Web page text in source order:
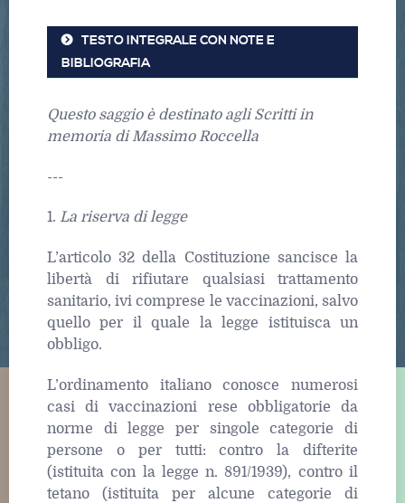
TESTO INTEGRALE CON NOTE E
BIBLIOGRAFIA
Questo saggio è destinato agli Scritti in
memoria di Massimo Roccella
---
1. La riserva di legge
L’articolo 32 della Costituzione sancisce la
libertà di rifiutare qualsiasi trattamento
sanitario, ivi comprese le vaccinazioni, salvo
quello per il quale la legge istituisca un
obbligo.
L’ordinamento italiano conosce numerosi
casi di vaccinazioni rese obbligatorie da
norme di legge per singole categorie di
persone o per tutti: contro la difterite
(istituita con la legge n. 891/1939), contro il
tetano (istituita per alcune categorie di